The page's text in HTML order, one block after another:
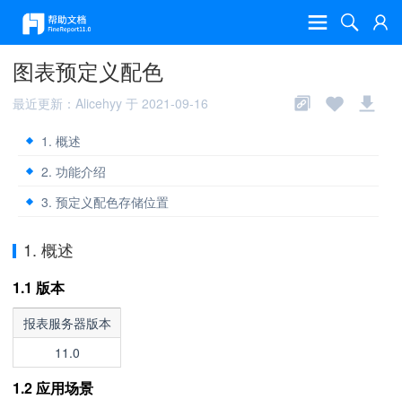
图表预定义配色
最近更新：Alicehyy 于 2021-09-16
1. 概述
2. 功能介绍
3. 预定义配色存储位置
1. 概述
1.1 版本
报表服务器版本
11.0
1.2 应用场景